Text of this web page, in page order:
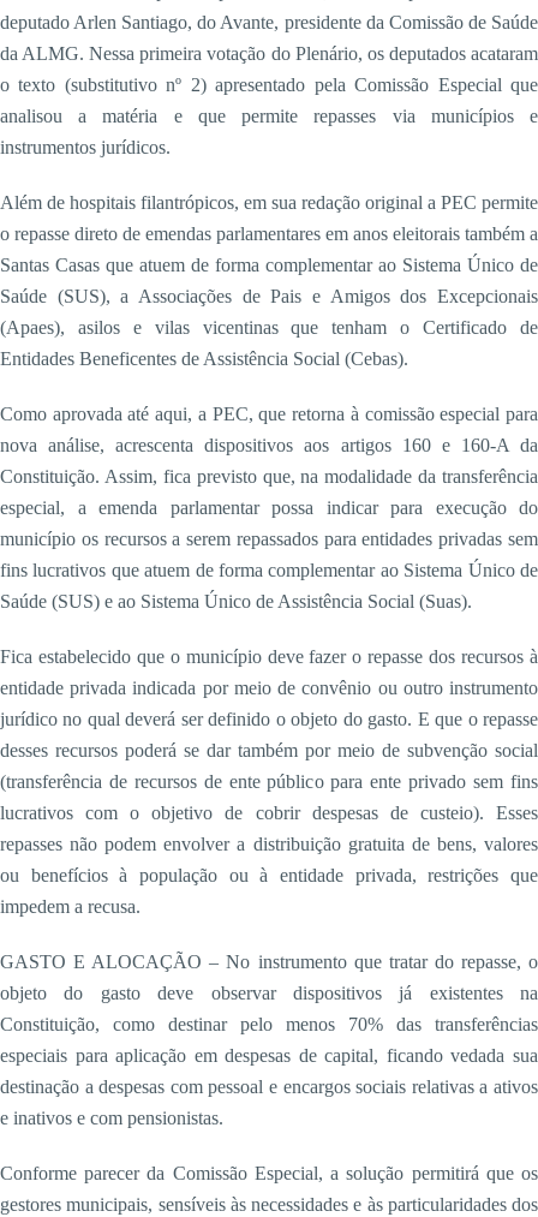
deputado Arlen Santiago, do Avante, presidente da Comissão de Saúde
da ALMG. Nessa primeira votação do Plenário, os deputados acataram
o texto (substitutivo nº 2) apresentado pela Comissão Especial que
analisou a matéria e que permite repasses via municípios e
instrumentos jurídicos.
Além de hospitais filantrópicos, em sua redação original a PEC permite
o repasse direto de emendas parlamentares em anos eleitorais também a
Santas Casas que atuem de forma complementar ao Sistema Único de
Saúde (SUS), a Associações de Pais e Amigos dos Excepcionais
(Apaes), asilos e vilas vicentinas que tenham o Certificado de
Entidades Beneficentes de Assistência Social (Cebas).
Como aprovada até aqui, a PEC, que retorna à comissão especial para
nova análise, acrescenta dispositivos aos artigos 160 e 160-A da
Constituição. Assim, fica previsto que, na modalidade da transferência
especial, a emenda parlamentar possa indicar para execução do
município os recursos a serem repassados para entidades privadas sem
fins lucrativos que atuem de forma complementar ao Sistema Único de
Saúde (SUS) e ao Sistema Único de Assistência Social (Suas).
Fica estabelecido que o município deve fazer o repasse dos recursos à
entidade privada indicada por meio de convênio ou outro instrumento
jurídico no qual deverá ser definido o objeto do gasto. E que o repasse
desses recursos poderá se dar também por meio de subvenção social
(transferência de recursos de ente público para ente privado sem fins
lucrativos com o objetivo de cobrir despesas de custeio). Esses
repasses não podem envolver a distribuição gratuita de bens, valores
ou benefícios à população ou à entidade privada, restrições que
impedem a recusa.
GASTO E ALOCAÇÃO – No instrumento que tratar do repasse, o
objeto do gasto deve observar dispositivos já existentes na
Constituição, como destinar pelo menos 70% das transferências
especiais para aplicação em despesas de capital, ficando vedada sua
destinação a despesas com pessoal e encargos sociais relativas a ativos
e inativos e com pensionistas.
Conforme parecer da Comissão Especial, a solução permitirá que os
gestores municipais, sensíveis às necessidades e às particularidades dos